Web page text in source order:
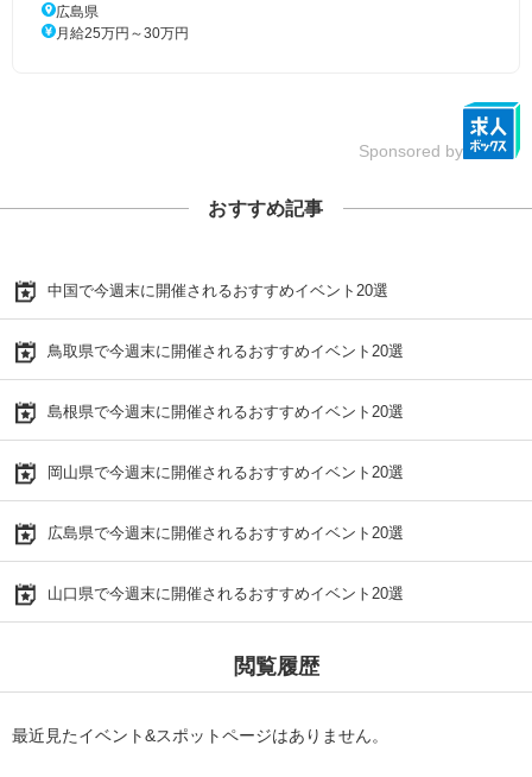
広島県
月給25万円～30万円
Sponsored by
おすすめ記事
中国で今週末に開催されるおすすめイベント20選
鳥取県で今週末に開催されるおすすめイベント20選
島根県で今週末に開催されるおすすめイベント20選
岡山県で今週末に開催されるおすすめイベント20選
広島県で今週末に開催されるおすすめイベント20選
山口県で今週末に開催されるおすすめイベント20選
閲覧履歴
最近見たイベント&スポットページはありません。